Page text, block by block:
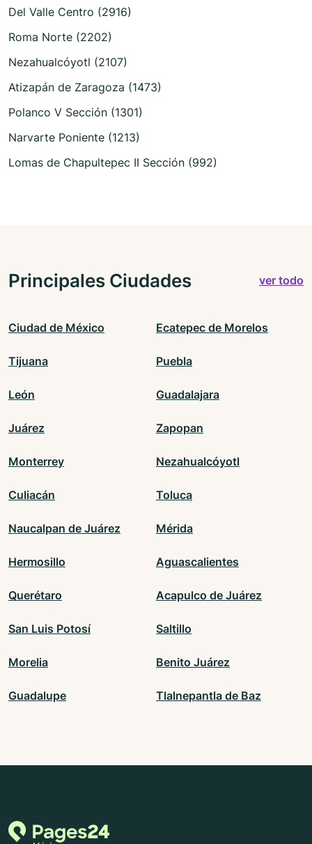
Del Valle Centro (2916)
Roma Norte (2202)
Nezahualcóyotl (2107)
Atizapán de Zaragoza (1473)
Polanco V Sección (1301)
Narvarte Poniente (1213)
Lomas de Chapultepec II Sección (992)
Principales Ciudades ver todo
Ciudad de México Ecatepec de Morelos
Tijuana Puebla
León Guadalajara
Juárez Zapopan
Monterrey Nezahualcóyotl
Culiacán Toluca
Naucalpan de Juárez Mérida
Hermosillo Aguascalientes
Querétaro Acapulco de Juárez
San Luis Potosí Saltillo
Morelia Benito Juárez
Guadalupe Tlalnepantla de Baz